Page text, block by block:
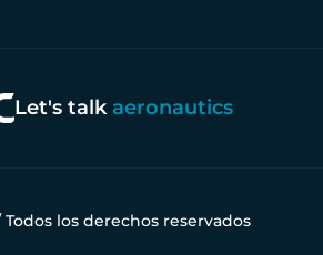
Let's talk aeronautics
Todos los derechos reservados